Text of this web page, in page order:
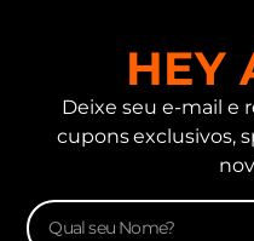
HEY
Deixe seu e-mail e
cupons exclusivos,